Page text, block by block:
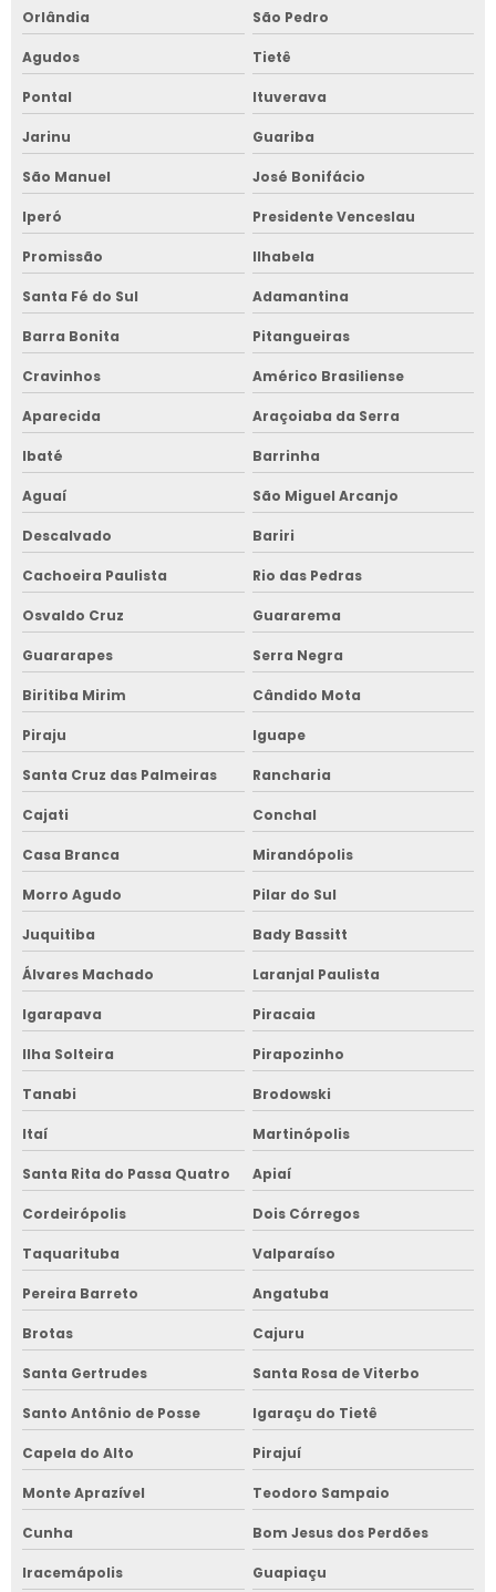
Orlândia São Pedro
Agudos Tietê
Pontal Ituverava
Jarinu Guariba
São Manuel José Bonifácio
Iperó Presidente Venceslau
Promissão Ilhabela
Santa Fé do Sul Adamantina
Barra Bonita Pitangueiras
Cravinhos Américo Brasiliense
Aparecida Araçoiaba da Serra
Ibaté Barrinha
Aguaí São Miguel Arcanjo
Descalvado Bariri
Cachoeira Paulista Rio das Pedras
Osvaldo Cruz Guararema
Guararapes Serra Negra
Biritiba Mirim Cândido Mota
Piraju Iguape
Santa Cruz das Palmeiras Rancharia
Cajati Conchal
Casa Branca Mirandópolis
Morro Agudo Pilar do Sul
Juquitiba Bady Bassitt
Álvares Machado Laranjal Paulista
Igarapava Piracaia
Ilha Solteira Pirapozinho
Tanabi Brodowski
Itaí Martinópolis
Santa Rita do Passa Quatro Apiaí
Cordeirópolis Dois Córregos
Taquarituba Valparaíso
Pereira Barreto Angatuba
Brotas Cajuru
Santa Gertrudes Santa Rosa de Viterbo
Santo Antônio de Posse Igaraçu do Tietê
Capela do Alto Pirajuí
Monte Aprazível Teodoro Sampaio
Cunha Bom Jesus dos Perdões
Iracemápolis Guapiaçu